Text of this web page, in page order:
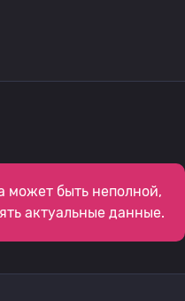
быть неполной,
актуальные данные.